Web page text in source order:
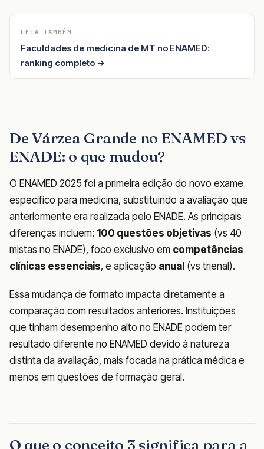
LEIA TAMBÉM
Faculdades de medicina de MT no ENAMED:
ranking completo →
De Várzea Grande no ENAMED vs
ENADE: o que mudou?
O ENAMED 2025 foi a primeira edição do novo exame
específico para medicina, substituindo a avaliação que
anteriormente era realizada pelo ENADE. As principais
diferenças incluem: 100 questões objetivas (vs 40
mistas no ENADE), foco exclusivo em competências
clínicas essenciais, e aplicação anual (vs trienal).
Essa mudança de formato impacta diretamente a
comparação com resultados anteriores. Instituições
que tinham desempenho alto no ENADE podem ter
resultado diferente no ENAMED devido à natureza
distinta da avaliação, mais focada na prática médica e
menos em questões de formação geral.
O que o conceito 3 significa para a